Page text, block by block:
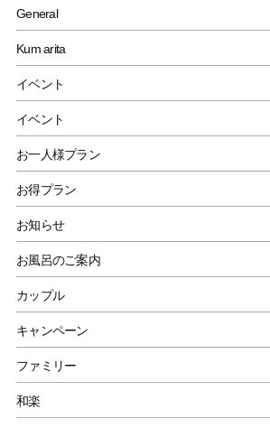
General
Kum arita
イベント
イベント
お一人様プラン
お得プラン
お知らせ
お風呂のご案内
カップル
キャンペーン
ファミリー
和楽